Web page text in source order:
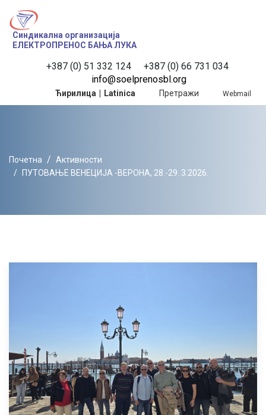
Синдикална организација
ЕЛЕКТРОПРЕНОС БАЊА ЛУКА
Ћирилица Latinica Претражи Webmail
info@soelprenosbl.org
+387 (0) 51 332 124 +387 (0) 66 731 034
Почетна
Активности
ПУТОВАЊЕ ВЕНЕЦИЈА -ВЕРОНА, 28.-29. 3.2026.